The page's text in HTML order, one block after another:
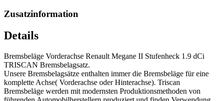
Zusatzinformation
Details
Bremsbeläge Vorderachse Renault Megane II Stufenheck 1.9 dCi
TRISCAN Bremsbelagsatz.
Unsere Bremsbelagsätze enthalten immer die Bremsbeläge für eine
komplette Achse( Vorderachse oder Hinterachse). Triscan
Bremsbeläge werden mit modernsten Produktionsmethoden von